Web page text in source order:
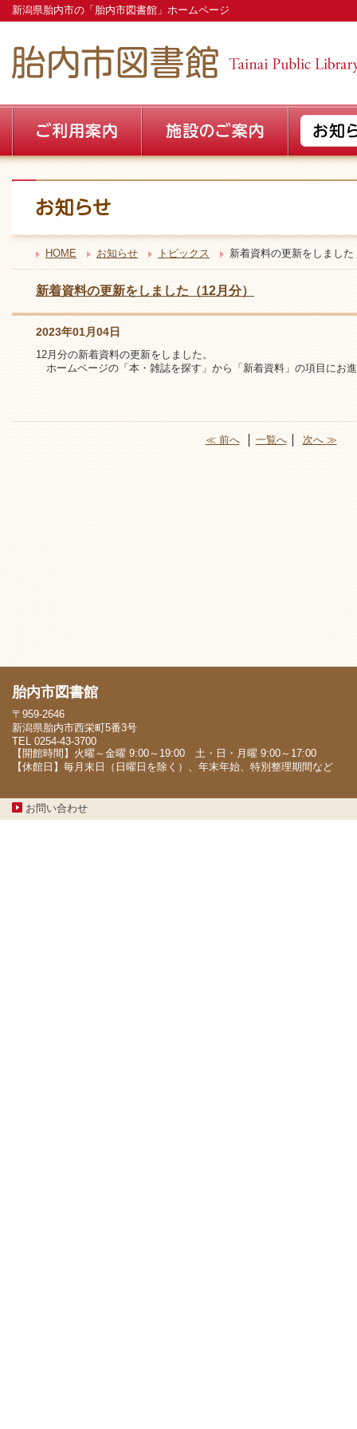
新潟県胎内市の「胎内市図書館」ホームページ
HOME お知らせ トピックス 新着資料の更新をしました
新着資料の更新をしました（12月分）
2023年01月04日
12月分の新着資料の更新をしました。
ホームページの「本・雑誌を探す」から「新着資料」の項目にお
≪ 前へ│ 一覧へ│ 次へ ≫
胎内市図書館
〒959-2646
新潟県胎内市西栄町5番3号
TEL 0254-43-3700
【開館時間】火曜～金曜 9:00～19:00 土・日・月曜 9:00～17:00
【休館日】毎月末日（日曜日を除く）、年末年始、特別整理期間など
お問い合わせ